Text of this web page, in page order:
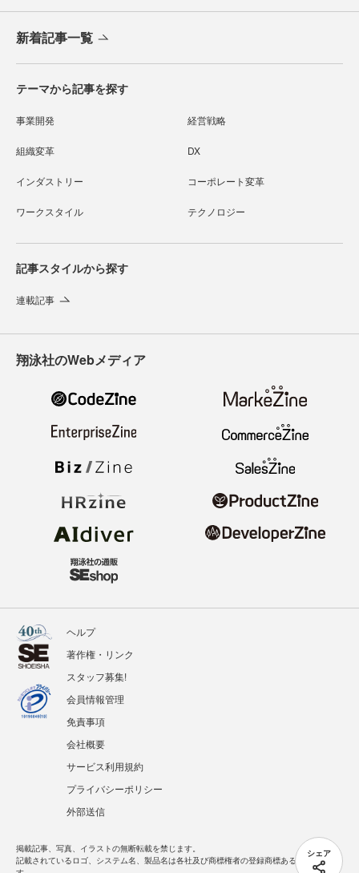
シェア
新着記事一覧
テーマから記事を探す
事業開発 経営戦略
組織変革 DX
インダストリー コーポレート変革
ワークスタイル テクノロジー
記事スタイルから探す
連載記事
翔泳社のWebメディア
ヘルプ
著作権・リンク
スタッフ募集!
会員情報管理
免責事項
会社概要
サービス利用規約
プライバシーポリシー
外部送信
掲載記事、写真、イラストの無断転載を禁じます。
記載されているロゴ、システム名、製品名は各社及び商標権者の登録商標あるいは商標で